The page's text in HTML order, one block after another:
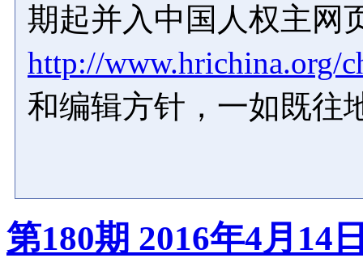
期起并入中国人权主网
http://www.hrichina.org/
和编辑方针，一如既往
第180期 2016年4月14